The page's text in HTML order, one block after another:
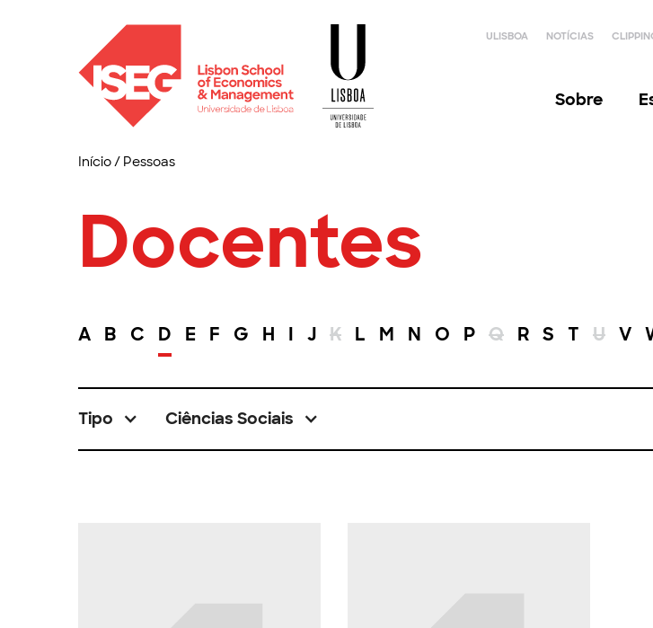
ULISBOA NOTÍCIAS
Sobre
Início/ Pessoas
Docentes
A B C D E F G H I J K L M N O P Q R S T U V
Tipo Ciências Sociais